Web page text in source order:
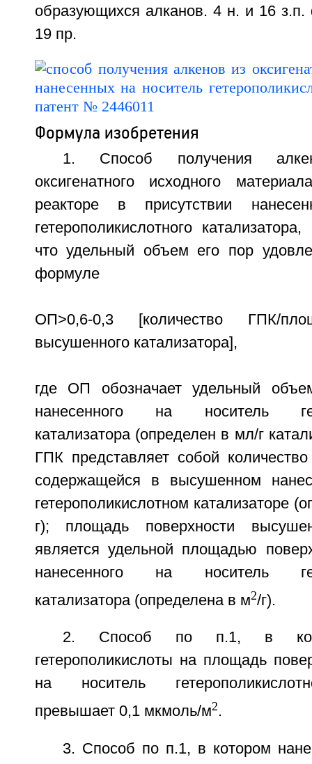
образующихся алканов. 4 н. и 16
19 пр.
Формула изобретения
1. Способ получения
оксигенатного исходного
реакторе в присутствии
гетерополикислотного
что удельный объем его пор
формуле
ОП>0,6-0,3 [количество ГПК/
высушенного катализатора],
где ОП обозначает удельный
нанесенного на носитель
катализатора (определен в мл/г
ГПК представляет собой количество
содержащейся в высушенном
гетерополикислотном катализаторе
г); площадь поверхности
является удельной площадью
нанесенного на носитель
катализатора (определена в м2/г).
2. Способ по п.1, в
гетерополикислоты на площадь
на носитель
превышает 0,1 мкмоль/м2.
3. Способ по п.1, в котором